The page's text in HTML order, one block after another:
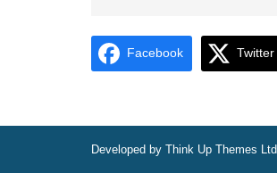
Facebook Twitter
Developed by Think Up Themes Ltd